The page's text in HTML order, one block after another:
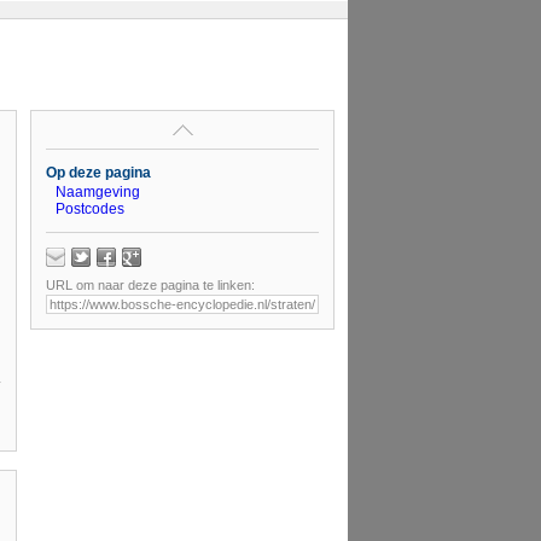
Op deze pagina
Naamgeving
Postcodes
URL om naar deze pagina te linken: